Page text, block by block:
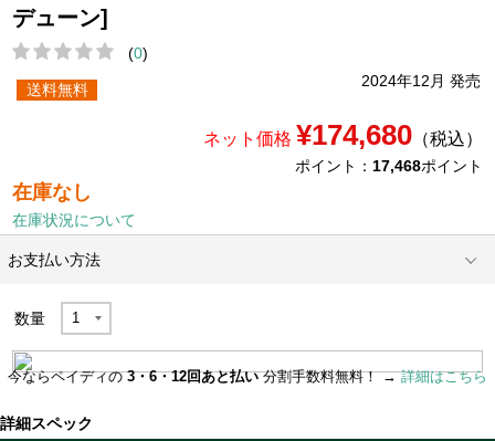
デューン]
(0)
2024年12月 発売
送料無料
ネット価格 ¥174,680（税込）
ポイント： 17,468ポイント
在庫なし
在庫状況について
お支払い方法
数量
今ならペイディの3・6・12回あと払い分割手数料無料！ →詳細はこちら
詳細スペック